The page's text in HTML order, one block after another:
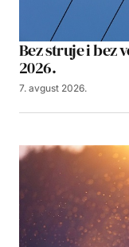
Bez struje i bez
2026.
7. avgust 2026.